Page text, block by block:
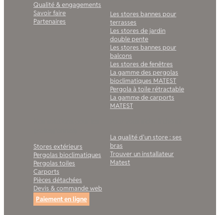
Qualité & engagements
Savoir faire
Partenaires
Les stores bannes pour
terrasses
Les stores de jardin
double pente
Les stores bannes pour
balcons
Les stores de fenêtres
La gamme des pergolas
bioclimatiques MATEST
Pergola à toile rétractable
La gamme de carports
MATEST
Stores extérieurs
Pergolas bioclimatiques
Pergolas toiles
Carports
Pièces détachées
Devis & commande web
Paiement en ligne
La qualité d’un store : ses
bras
Trouver un installateur
Matest